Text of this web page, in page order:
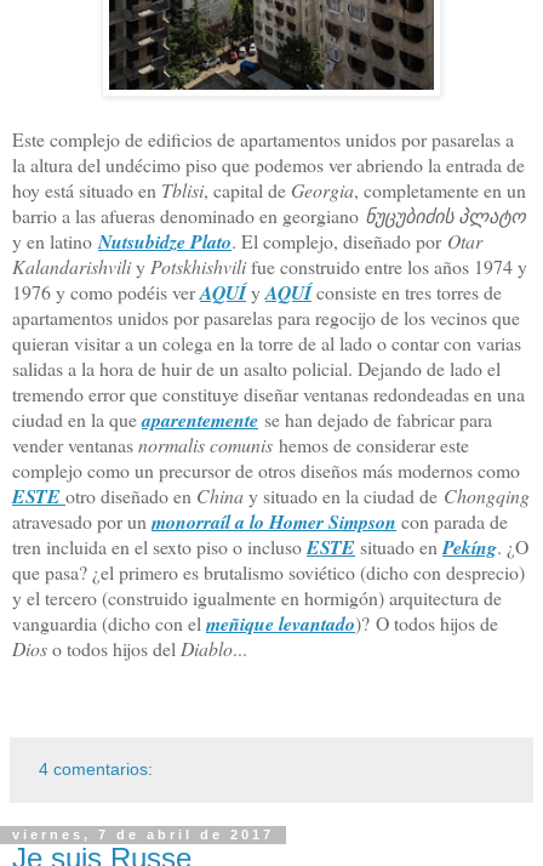
Este complejo de edificios de apartamentos unidos por pasarelas a
la altura del undécimo piso que podemos ver abriendo la entrada de
hoy está situado en Tblisi, capital de Georgia, completamente en un
barrio a las afueras denominado en georgiano ნუცუბიძის პლატო
y en latinoNutsubidze Plato. El complejo, diseñado por Otar
KalandarishviliyPotskhishvilifue construido entre los años 1974 y
1976 y como podéis verAQUÍyAQUÍconsiste en tres torres de
apartamentos unidos por pasarelas para regocijo de los vecinos que
quieran visitar a un colega en la torre de al lado o contar con varias
salidas a la hora de huir de un asalto policial. Dejando de lado el
tremendo error que constituye diseñar ventanas redondeadas en una
ciudad en la queaparentemente se han dejado de fabricar para
vender ventanasnormalis comunis hemos de considerar este
complejo como un precursor de otros diseños más modernos como
ESTEotro diseñado en Chinay situado en la ciudad de Chongqing
atravesado por unmonorraíl a lo Homer Simpson con parada de
tren incluida en el sexto piso o inclusoESTEsituado enPekíng. ¿O
que pasa? ¿el primero es brutalismo soviético (dicho con desprecio)
y el tercero (construido igualmente en hormigón) arquitectura de
vanguardia (dicho con elmeñique levantado)? O todos hijos de
Dioso todos hijos delDiablo...
4 comentarios:
viernes, 7 de abril de 2017
Je suis Russe